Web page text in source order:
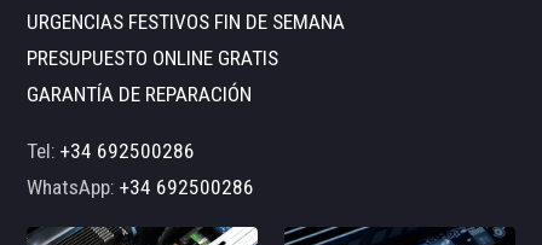
URGENCIAS FESTIVOS FIN DE SEMANA
PRESUPUESTO ONLINE GRATIS
GARANTÍA DE REPARACIÓN
Tel:+34 692500286
WhatsApp:+34 692500286